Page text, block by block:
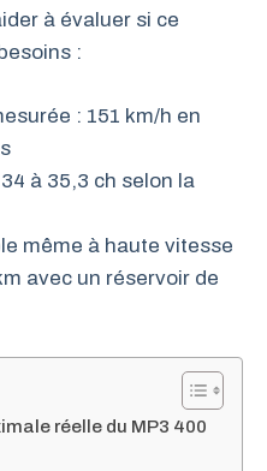
à évaluer si ce
:
: 151 km/h en
à 35,3 ch selon la
même à haute vitesse
avec un réservoir de
réelle du MP3 400